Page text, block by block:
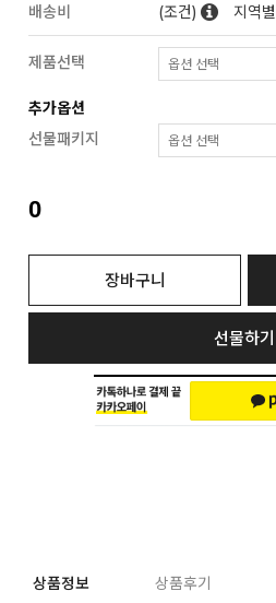
배송비
(조건) 지역별
제품선택
추가옵션
선물패키지
0
장바구니
선물하기
상품정보 상품후기